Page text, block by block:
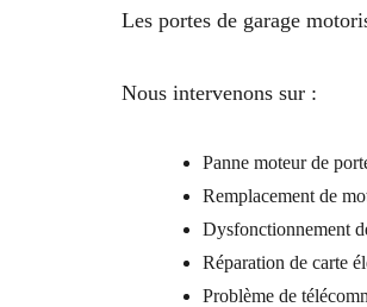
Les portes de garage
Nous intervenons sur :
Panne moteur de
Remplacement de
Dysfonctionnement
Réparation de carte
Problème de